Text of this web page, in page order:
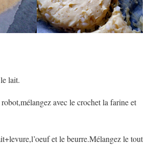
lait.
avec le crochet la farine et
et le beurre.Mélangez le tout